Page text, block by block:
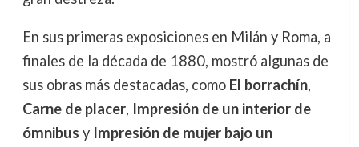
En sus primeras exposiciones en Milán y Roma, a
finales de la década de 1880, mostró algunas de
sus obras más destacadas, como El borrachín,
Carne de placer, Impresión de un interior de
ómnibus y Impresión de mujer bajo un